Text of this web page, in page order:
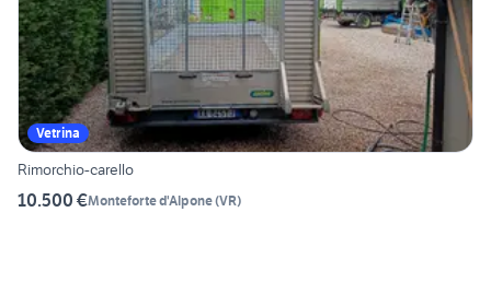
Vetrina
Rimorchio-carello
10.500 €Monteforte d'Alpone(VR)